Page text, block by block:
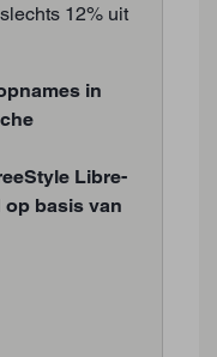
12% uit
in
Libre-
op basis van